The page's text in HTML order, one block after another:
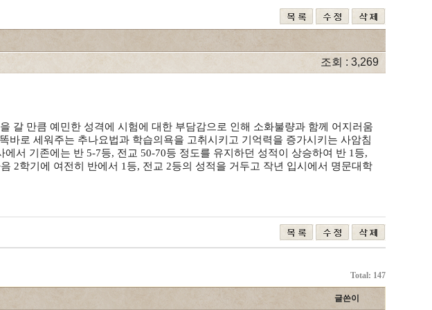
조회 : 3,269
갈 만큼 예민한 성격에 시험에 대한 부담감으로 인해 소화불량과 함께 어지러움
로 세워주는 추나요법과 학습의욕을 고취시키고 기억력을 증가시키는 사암침
서 기존에는 반 5-7등, 전교 50-70등 정도를 유지하던 성적이 상승하여 반 1등,
2학기에 여전히 반에서 1등, 전교 2등의 성적을 거두고 작년 입시에서 명문대학
Total: 147
글쓴이